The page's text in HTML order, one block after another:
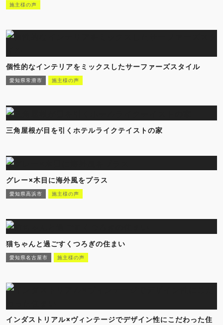
施主様の声
個性的なインテリアをミックスしたサーファーズスタイル
愛知県常滑市 施主様の声
三角屋根が目を引くホテルライクテイストの家
グレー×木目に海外風をプラス
愛知県高浜市 施主様の声
猫ちゃんと過ごすくつろぎの住まい
愛知県名古屋市 施主様の声
インダストリアル×ヴィンテージでデザイン性にこだわった住